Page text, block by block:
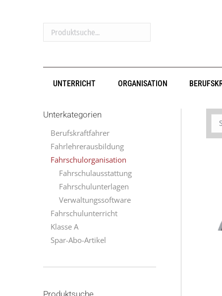
Produktsuche...
UNTERRICHT ORGANISATION
Unterkategorien
Berufskraftfahrer
Fahrlehrerausbildung
Fahrschulorganisation
Fahrschulausstattung
Fahrschulunterlagen
Verwaltungssoftware
Fahrschulunterricht
Klasse A
Spar-Abo-Artikel
Produktsuche